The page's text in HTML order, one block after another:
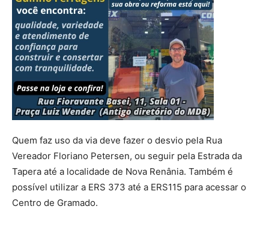
Quem faz uso da via deve fazer o desvio pela Rua
Vereador Floriano Petersen, ou seguir pela Estrada da
Tapera até a localidade de Nova Renânia. Também é
possível utilizar a ERS 373 até a ERS115 para acessar o
Centro de Gramado.